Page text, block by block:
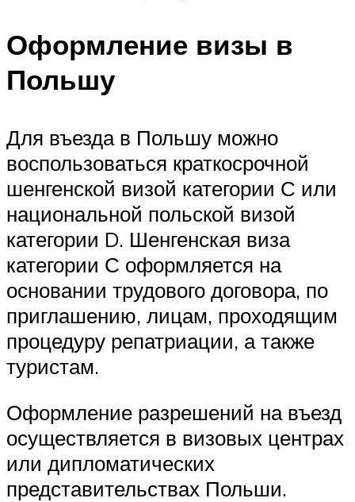
Оформление визы в
Польшу
Для въезда в Польшу можно
воспользоваться краткосрочной
шенгенской визой категории С или
национальной польской визой
категории D. Шенгенская виза
категории С оформляется на
основании трудового договора, по
приглашению, лицам, проходящим
процедуру репатриации, а также
туристам.
Оформление разрешений на въезд
осуществляется в визовых центрах
или дипломатических
представительствах Польши.